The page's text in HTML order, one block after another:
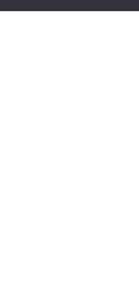
Drone hydrographique